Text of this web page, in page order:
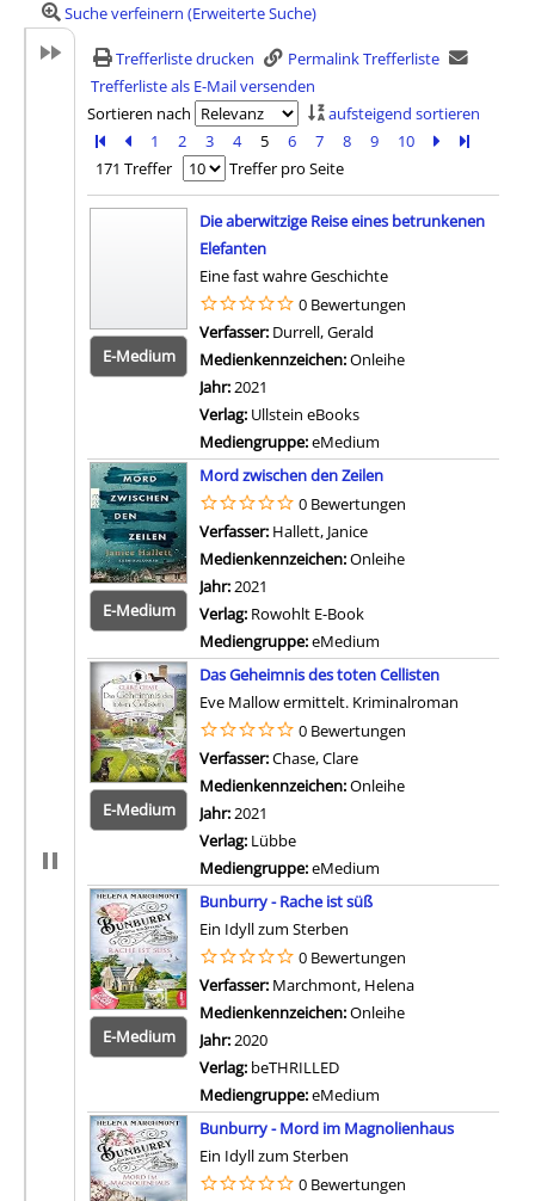
Suche verfeinern (Erweiterte Suche)
Trefferliste drucken
Permalink Trefferliste
Trefferliste als E-Mail versenden
Sortieren nach
aufsteigend sortieren
Zur ersten Seite blättern
Zur vorherigen Seite blättern
1 2 3 4 5 6 7 8 9 10 ZurZur
171 Treffer
Treffer pro Seite
Suchergebnis
E-Medium
Die aberwitzige Reise eines betrunkenen
Elefanten
Eine fast wahre Geschichte
0 Bewertungen
Verfasser: Durrell, Gerald
Medienkennzeichen:Onleihe
Jahr: 2021
Verlag: Ullstein eBooks
Mediengruppe:eMedium
E-Medium
Mord zwischen den Zeilen
0 Bewertungen
Verfasser: Hallett, Janice
Medienkennzeichen:Onleihe
Jahr: 2021
Verlag: Rowohlt E-Book
Mediengruppe:eMedium
E-Medium
Das Geheimnis des toten Cellisten
Eve Mallow ermittelt. Kriminalroman
0 Bewertungen
Verfasser:Chase, Clare
Medienkennzeichen:Onleihe
Jahr: 2021
Verlag: Lübbe
Mediengruppe:eMedium
E-Medium
Bunburry - Rache ist süß
Ein Idyll zum Sterben
0 Bewertungen
Verfasser: Marchmont, Helena
Medienkennzeichen:Onleihe
Jahr: 2020
Verlag: beTHRILLED
Mediengruppe:eMedium
Bunburry - Mord im Magnolienhaus
Ein Idyll zum Sterben
0 Bewertungen